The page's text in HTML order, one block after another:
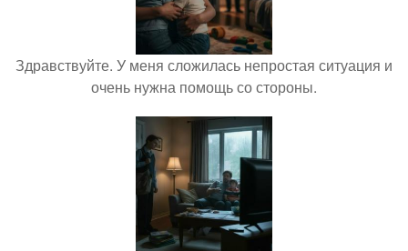
Здравствуйте. У меня сложилась непростая ситуация и
очень нужна помощь со стороны.